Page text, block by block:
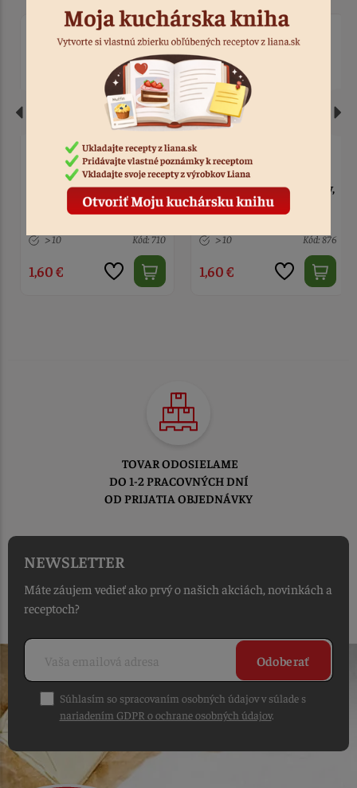
Zápich - Happy Birthday,
> 10 Kód: 710
1,60 €
Zápich - Happy Birthday,
ružový
> 10 Kód: 876
1,60 €
TOVAR ODOSIELAME
DO 1-2 PRACOVNÝCH DNÍ
OD PRIJATIA OBJEDNÁVKY
NEWSLETTER
Máte záujem vedieť ako prvý o našich akciách, novinkách a
receptoch?
Odoberať
Súhlasím so spracovaním osobných údajov v súlade s
nariadením GDPR o ochrane osobných údajov.